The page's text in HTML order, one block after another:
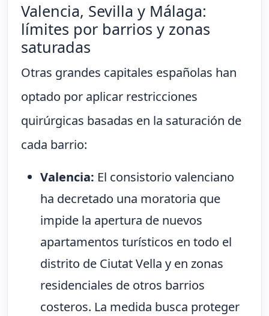
Valencia, Sevilla y Málaga:
límites por barrios y zonas
saturadas
Otras grandes capitales españolas han
optado por aplicar restricciones
quirúrgicas basadas en la saturación de
cada barrio:
Valencia: El consistorio valenciano
ha decretado una moratoria que
impide la apertura de nuevos
apartamentos turísticos en todo el
distrito de Ciutat Vella y en zonas
residenciales de otros barrios
costeros. La medida busca proteger